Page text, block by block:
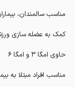
مناسب سالمندان،
کمک به عضله سازی
حاوی امگا 3 و امگا 6
مناسب افراد مبتلا به